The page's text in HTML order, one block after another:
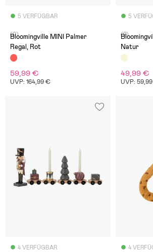
5 VERFÜGBAR
(0)
Bloomingville MINI Palmer
Regal, Rot
59,99 €
UVP: 164,99 €
5
(2)
Natur
49,99 €
UVP:
4 VERFÜGBAR 4